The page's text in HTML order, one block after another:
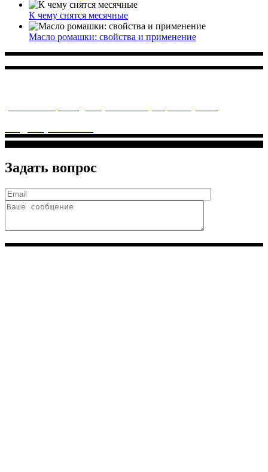
К чему снятся месячные
Масло ромашки: свойства и применение
Задать вопрос